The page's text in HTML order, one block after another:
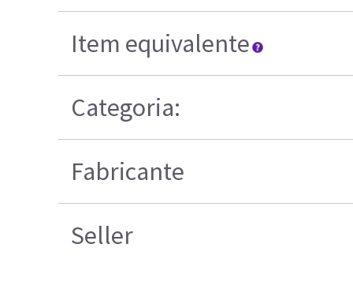
Item equivalente
Categoria:
Fabricante
Seller